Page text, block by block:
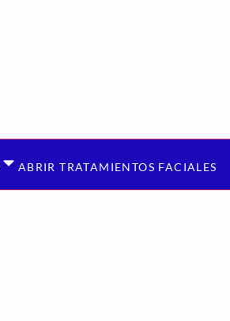
ABRIR TRATAMIENTOS FACIALES